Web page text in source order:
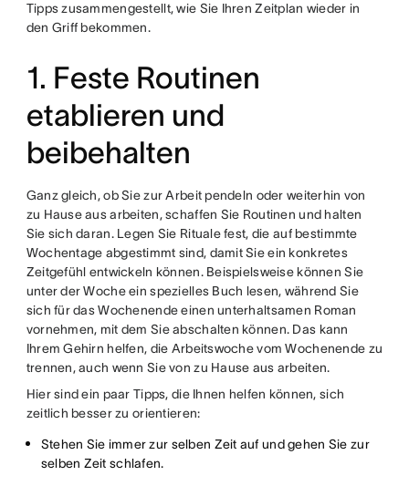
Tipps zusammengestellt, wie Sie Ihren Zeitplan wieder in
den Griff bekommen.
1. Feste Routinen
etablieren und
beibehalten
Ganz gleich, ob Sie zur Arbeit pendeln oder weiterhin von
zu Hause aus arbeiten, schaffen Sie Routinen und halten
Sie sich daran. Legen Sie Rituale fest, die auf bestimmte
Wochentage abgestimmt sind, damit Sie ein konkretes
Zeitgefühl entwickeln können. Beispielsweise können Sie
unter der Woche ein spezielles Buch lesen, während Sie
sich für das Wochenende einen unterhaltsamen Roman
vornehmen, mit dem Sie abschalten können. Das kann
Ihrem Gehirn helfen, die Arbeitswoche vom Wochenende zu
trennen, auch wenn Sie von zu Hause aus arbeiten.
Hier sind ein paar Tipps, die Ihnen helfen können, sich
zeitlich besser zu orientieren:
Stehen Sie immer zur selben Zeit auf und gehen Sie zur
selben Zeit schlafen.